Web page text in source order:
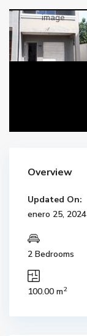
Overview
Updated On:
enero 25, 2024
2 Bedrooms
100.00 m2